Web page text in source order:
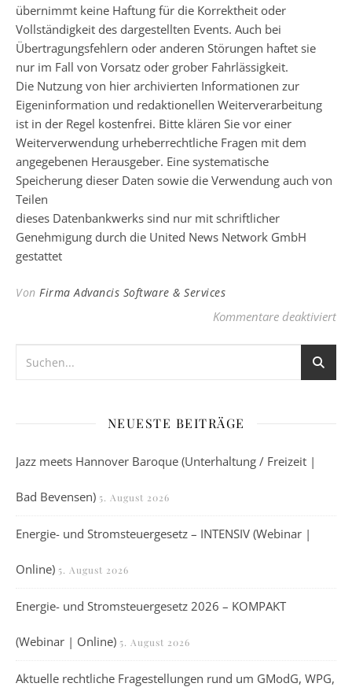
übernimmt keine Haftung für die Korrektheit oder
Vollständigkeit des dargestellten Events. Auch bei
Übertragungsfehlern oder anderen Störungen haftet sie
nur im Fall von Vorsatz oder grober Fahrlässigkeit.
Die Nutzung von hier archivierten Informationen zur
Eigeninformation und redaktionellen Weiterverarbeitung
ist in der Regel kostenfrei. Bitte klären Sie vor einer
Weiterverwendung urheberrechtliche Fragen mit dem
angegebenen Herausgeber. Eine systematische
Speicherung dieser Daten sowie die Verwendung auch von
Teilen
dieses Datenbankwerks sind nur mit schriftlicher
Genehmigung durch die United News Network GmbH
gestattet
Von Firma Advancis Software & Services
Kommentare deaktiviertfür
NEUESTE BEITRÄGE
Jazz meets Hannover Baroque (Unterhaltung / Freizeit |
Bad Bevensen) 5. August 2026
Energie- und Stromsteuergesetz – INTENSIV (Webinar |
Online) 5. August 2026
Energie- und Stromsteuergesetz 2026 – KOMPAKT
(Webinar | Online) 5. August 2026
Aktuelle rechtliche Fragestellungen rund um GModG, WPG,